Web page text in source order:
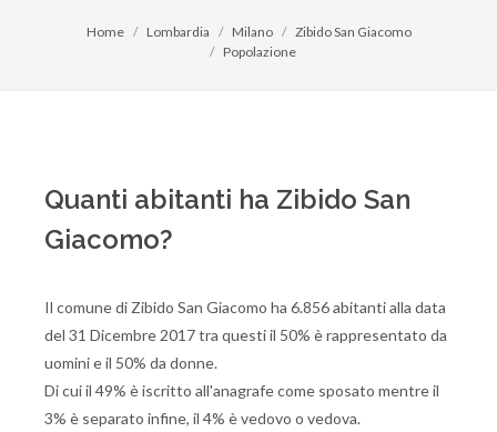
Home Lombardia Milano
Zibido San Giacomo
Popolazione
Quanti abitanti ha Zibido San
Giacomo?
Il comune di Zibido San Giacomo ha 6.856 abitanti alla data
del 31 Dicembre 2017 tra questi il 50% è rappresentato da
uomini e il 50% da donne.
Di cui il 49% è iscritto all'anagrafe come sposato mentre il
3% è separato infine, il 4% è vedovo o vedova.